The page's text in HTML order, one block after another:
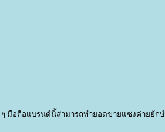
มือถือแบรนด์นี้สามารถทำยอดขายแซงค่ายยักษ์